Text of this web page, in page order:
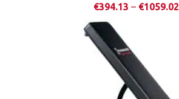
€394.13 – €1059.02